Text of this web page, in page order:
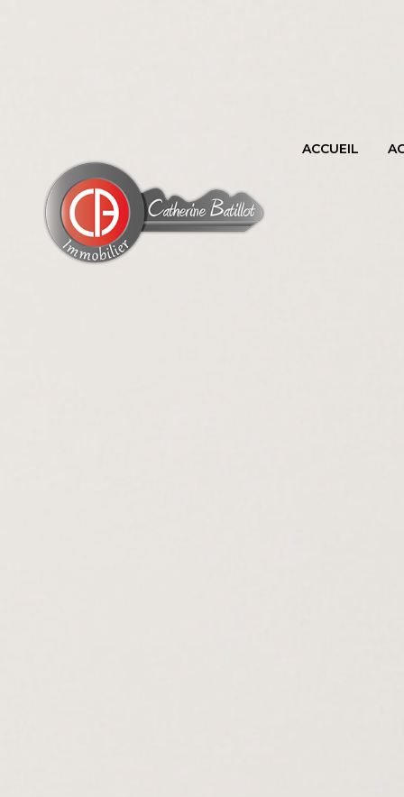
ACCUEIL